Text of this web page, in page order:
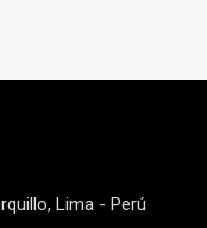
Lima - Perú